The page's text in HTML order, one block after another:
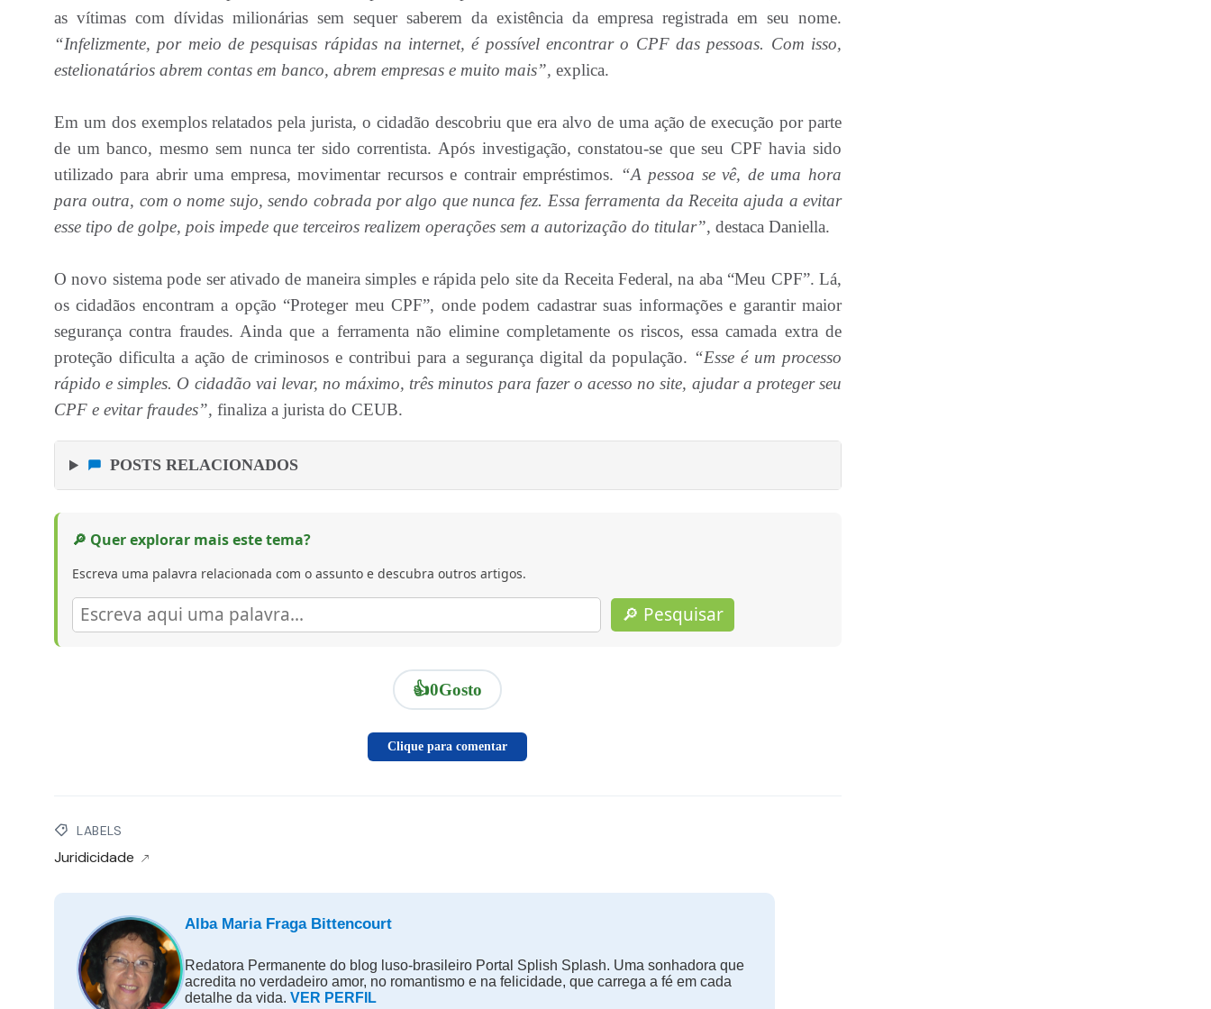
as vítimas com dívidas milionárias sem sequer saberem da existência da empresa registrada em seu nome.
“Infelizmente, por meio de pesquisas rápidas na internet, é possível encontrar o CPF das pessoas. Com isso,
estelionatários abrem contas em banco, abrem empresas e muito mais”, explica.
Em um dos exemplos relatados pela jurista, o cidadão descobriu que era alvo de uma ação de execução por parte
de um banco, mesmo sem nunca ter sido correntista. Após investigação, constatou-se que seu CPF havia sido
utilizado para abrir uma empresa, movimentar recursos e contrair empréstimos. “A pessoa se vê, de uma hora
para outra, com o nome sujo, sendo cobrada por algo que nunca fez. Essa ferramenta da Receita ajuda a evitar
esse tipo de golpe, pois impede que terceiros realizem operações sem a autorização do titular”, destaca Daniella.
O novo sistema pode ser ativado de maneira simples e rápida pelo site da Receita Federal, na aba “Meu CPF”. Lá,
os cidadãos encontram a opção “Proteger meu CPF”, onde podem cadastrar suas informações e garantir maior
segurança contra fraudes. Ainda que a ferramenta não elimine completamente os riscos, essa camada extra de
proteção dificulta a ação de criminosos e contribui para a segurança digital da população. “Esse é um processo
rápido e simples. O cidadão vai levar, no máximo, três minutos para fazer o acesso no site, ajudar a proteger seu
CPF e evitar fraudes”, finaliza a jurista do CEUB.
POSTS RELACIONADOS
🔎 Quer explorar mais este tema?
Escreva uma palavra relacionada com o assunto e descubra outros artigos.
🔎 Pesquisar
👍0Gosto
Clique para comentar
LABELS
Juridicidade
Alba Maria Fraga Bittencourt
Redatora Permanente do blog luso-brasileiro Portal Splish Splash. Uma sonhadora que
acredita no verdadeiro amor, no romantismo e na felicidade, que carrega a fé em cada
detalhe da vida. VER PERFIL